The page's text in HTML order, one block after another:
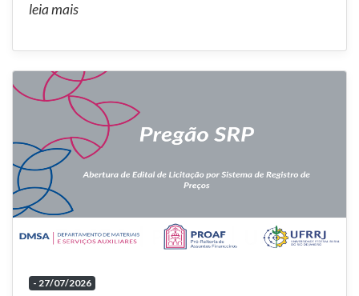
leia mais
- 27/07/2026